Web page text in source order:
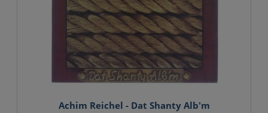
Achim Reichel - Dat Shanty Alb'm